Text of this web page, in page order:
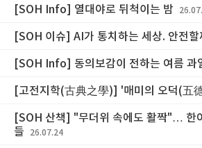
[SOH Info] 열대야로 뒤척이는 밤
[SOH 이슈] AI가 통치하는 세상. 안전할
[SOH Info] 동의보감이 전하는 여름 과
[고전지학(古典之學)] '매미의 오덕(五
[SOH 산책] "무더위 속에도 활짝"… 한
들
26.07.24